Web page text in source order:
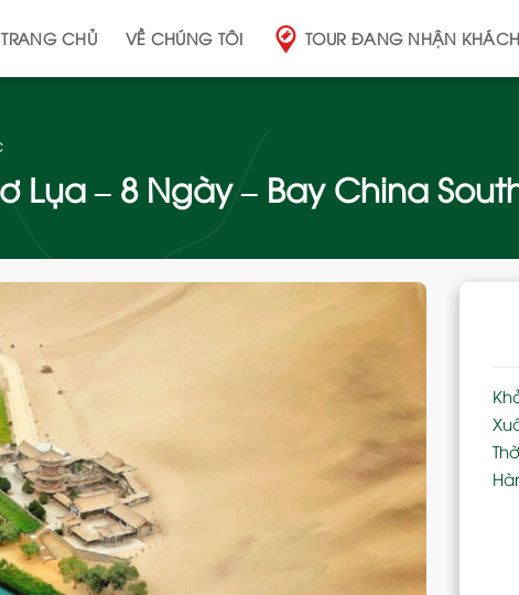
TRANG CHỦ VỀ CHÚNG TÔI TOUR ĐANG NHẬN KHÁCH
Lụa – 8 Ngày – Bay China